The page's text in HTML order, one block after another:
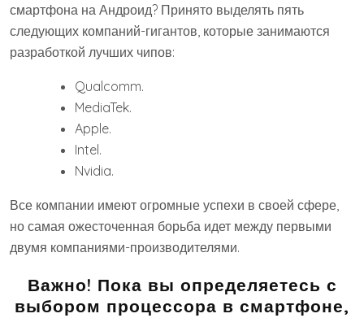
смартфона на Андроид? Принято выделять пять
следующих компаний-гигантов, которые занимаются
разработкой лучших чипов:
Qualcomm.
MediaTek.
Apple.
Intel.
Nvidia.
Все компании имеют огромные успехи в своей сфере,
но самая ожесточенная борьба идет между первыми
двумя компаниями-производителями.
Важно! Пока вы определяетесь с
выбором процессора в смартфоне,